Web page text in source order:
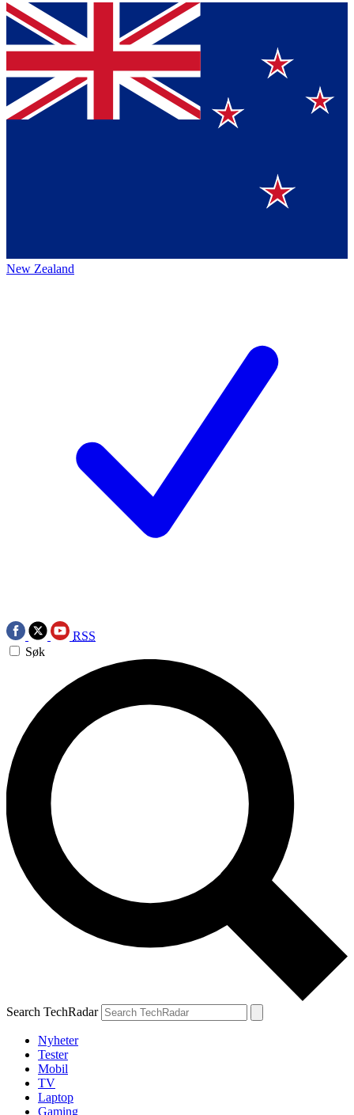
New Zealand
RSS
Søk
Search TechRadar
Nyheter
Tester
Mobil
TV
Laptop
Gaming